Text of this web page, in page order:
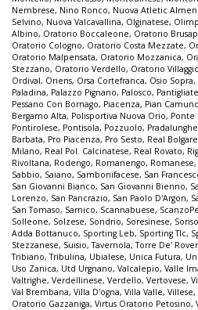
Nembrese, Nino Ronco, Nuova Atletic
Selvino, Nuova Valcavallina, Olginatese,
Albino, Oratorio Boccaleone, Oratorio
Oratorio Cologno, Oratorio Costa Mezzate,
Oratorio Malpensata, Oratorio Mozzanica,
Stezzano, Oratorio Verdello, Oratorio
Ordival, Oriens, Orsa Cortefranca, Osio Sopra,
Paladina, Palazzo Pignano, Palosco, Pantigliate
Pessano Con Bornago, Piacenza, Pian Camuno
Bergamo Alta, Polisportiva Nuova Orio, Ponte
Pontirolese, Pontisola, Pozzuolo,
Barbata, Pro Piacenza, Pro Sesto, Real Bolgare
Milano, Real Pol. Calcinatese, Real Rovato,
Rivoltana, Rodengo, Romanengo, Romanese,
Sabbio, Saiano, Sambonifacese, San
San Giovanni Bianco, San Giovanni Bienno,
Lorenzo, San Pancrazio, San Paolo D'Argon,
San Tomaso, Sarnico, Scannabuese,
Solleone, Solzese, Sondrio, Soresinese,
Adda Bottanuco, Sporting Leb, Sporting Tlc,
Stezzanese, Suisio,Tavernola,Torre De'
Tribiano,Tribulina, Ubialese, Unica Futura,
Uso Zanica, Utd Urgnano, Valcalepio, Valle
Valtrighe, Verdellinese, Verdello, Vertovese,
Val Brembana, Villa D'ogna, Villa Valle, Villese,
Oratorio Gazzaniga, Virtus Oratorio Petosino,